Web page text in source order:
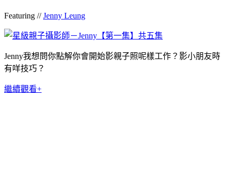
Featuring //Jenny Leung
Jenny我想問你點解你會開始影親子照呢樣工作？影小朋友時
有咩技巧？
繼續觀看+